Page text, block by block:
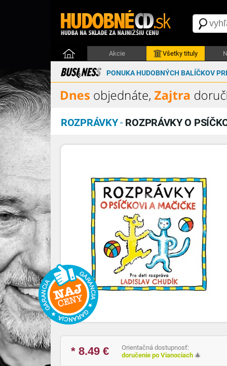
Akcie Všetky tituly
PONUKA HUDOBNÝCH BALÍČKOV
ROZPRÁVKY- ROZPRÁVKY O
* 8.49 €
Orientačná dostupnosť:
doručenie po Vianociach 🎄